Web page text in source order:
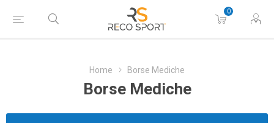
0
Home Borse Mediche
Borse Mediche